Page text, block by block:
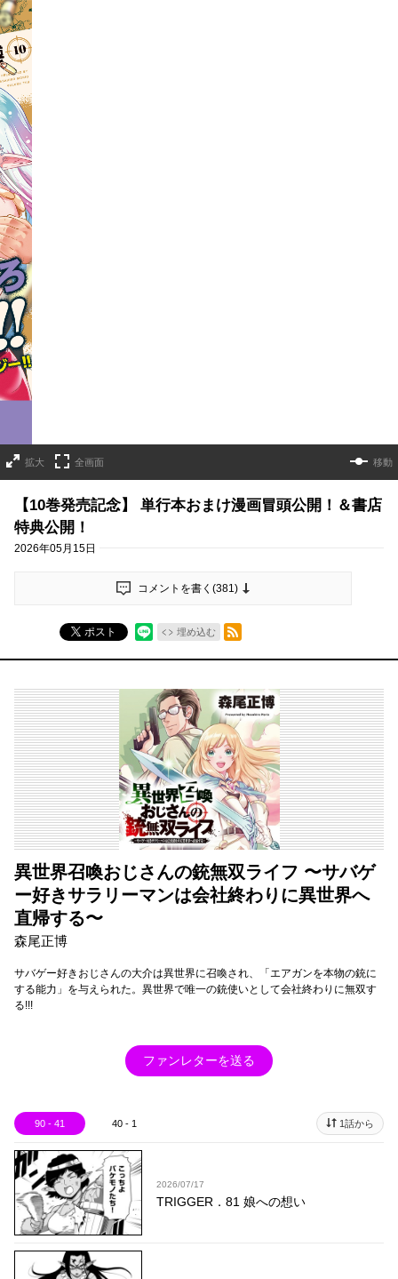
拡大 全画面 移動
【10巻発売記念】 単行本おまけ漫画冒頭公開！＆書店
特典公開！
2026年05月15日
コメントを書く(381)
ポスト 埋め込む
RSSフィード
異世界召喚おじさんの銃無双ライフ 〜サバゲ
ー好きサラリーマンは会社終わりに異世界へ
直帰する〜
森尾正博
サバゲー好きおじさんの大介は異世界に召喚され、「エアガンを本物の銃に
する能力」を与えられた。異世界で唯一の銃使いとして会社終わりに無双す
る!!!
ファンレターを送る
90 - 41 40 - 1 1話から
2026/07/17
TRIGGER．81 娘への想い